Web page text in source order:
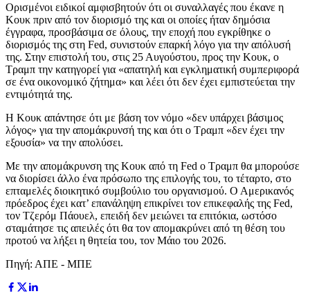
Ορισμένοι ειδικοί αμφισβητούν ότι οι συναλλαγές που έκανε η
Κουκ πριν από τον διορισμό της και οι οποίες ήταν δημόσια
έγγραφα, προσβάσιμα σε όλους, την εποχή που εγκρίθηκε ο
διορισμός της στη Fed, συνιστούν επαρκή λόγο για την απόλυσή
της. Στην επιστολή του, στις 25 Αυγούστου, προς την Κουκ, ο
Τραμπ την κατηγορεί για «απατηλή και εγκληματική συμπεριφορά
σε ένα οικονομικό ζήτημα» και λέει ότι δεν έχει εμπιστεύεται την
εντιμότητά της.
Η Κουκ απάντησε ότι με βάση τον νόμο «δεν υπάρχει βάσιμος
λόγος» για την απομάκρυνσή της και ότι ο Τραμπ «δεν έχει την
εξουσία» να την απολύσει.
Με την απομάκρυνση της Κουκ από τη Fed ο Τραμπ θα μπορούσε
να διορίσει άλλο ένα πρόσωπο της επιλογής του, το τέταρτο, στο
επταμελές διοικητικό συμβούλιο του οργανισμού. Ο Αμερικανός
πρόεδρος έχει κατ’ επανάληψη επικρίνει τον επικεφαλής της Fed,
τον Τζερόμ Πάουελ, επειδή δεν μειώνει τα επιτόκια, ωστόσο
σταμάτησε τις απειλές ότι θα τον απομακρύνει από τη θέση του
προτού να λήξει η θητεία του, τον Μάιο του 2026.
Πηγή: ΑΠΕ - ΜΠΕ